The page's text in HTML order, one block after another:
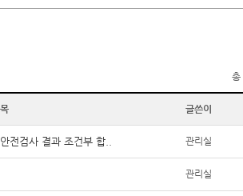
총
글쓴이
전검사 결과 조건부 합.. 관리실
관리실